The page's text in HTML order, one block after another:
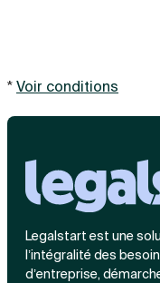
*Voir conditions
Legalstart est une
l’intégralité des
d’entreprise,